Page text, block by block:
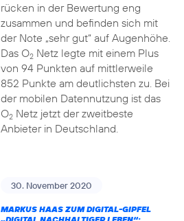
rücken in der Bewertung eng
zusammen und befinden sich mit
der Note „sehr gut“ auf Augenhöhe.
Das O2Netz legte mit einem Plus
von 94 Punkten auf mittlerweile
852 Punkte am deutlichsten zu. Bei
der mobilen Datennutzung ist das
O2Netz jetzt der zweitbeste
Anbieter in Deutschland.
30. November 2020
MARKUS HAAS ZUM DIGITAL-GIPFEL